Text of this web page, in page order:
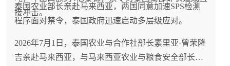
接冲击。
泰国农业部长亲赴马来西亚，两国同意加速SPS检测
程序面对禁令，泰国政府迅速启动多层级应对。
2026年7月1日，泰国农业与合作社部长素里亚·曾荣隆
吉亲赴马来西亚，与马来西亚农业与粮食安全部长穆